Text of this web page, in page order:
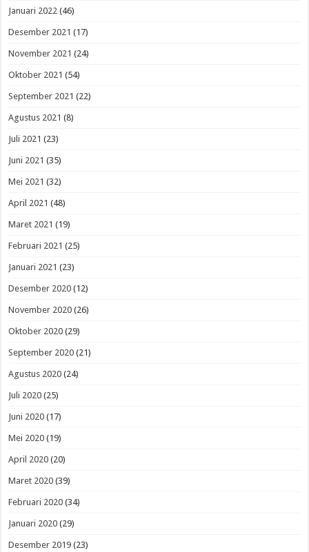
Januari 2022 (46)
Desember 2021 (17)
November 2021 (24)
Oktober 2021 (54)
September 2021 (22)
Agustus 2021 (8)
Juli 2021 (23)
Juni 2021 (35)
Mei 2021 (32)
April 2021 (48)
Maret 2021 (19)
Februari 2021 (25)
Januari 2021 (23)
Desember 2020 (12)
November 2020 (26)
Oktober 2020 (29)
September 2020 (21)
Agustus 2020 (24)
Juli 2020 (25)
Juni 2020 (17)
Mei 2020 (19)
April 2020 (20)
Maret 2020 (39)
Februari 2020 (34)
Januari 2020 (29)
Desember 2019 (23)